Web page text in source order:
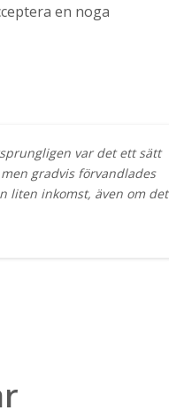
en noga
var det ett sätt
gradvis förvandlades
liten inkomst, även om det